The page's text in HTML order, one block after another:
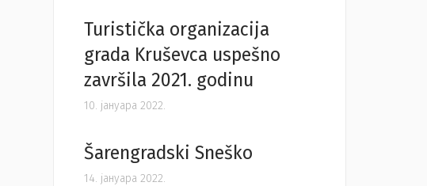
Turistička organizacija
grada Kruševca uspešno
završila 2021. godinu
10. јануара 2022.
Šarengradski Sneško
14. јануара 2022.